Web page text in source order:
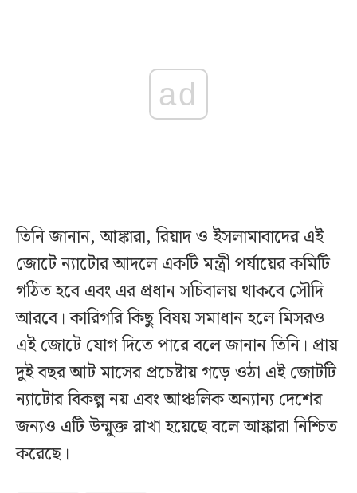
ad
তিনি জানান, আঙ্কারা, রিয়াদ ও ইসলামাবাদের এই
জোটে ন্যাটোর আদলে একটি মন্ত্রী পর্যায়ের কমিটি
গঠিত হবে এবং এর প্রধান সচিবালয় থাকবে সৌদি
আরবে। কারিগরি কিছু বিষয় সমাধান হলে মিসরও
এই জোটে যোগ দিতে পারে বলে জানান তিনি। প্রায়
দুই বছর আট মাসের প্রচেষ্টায় গড়ে ওঠা এই জোটটি
ন্যাটোর বিকল্প নয় এবং আঞ্চলিক অন্যান্য দেশের
জন্যও এটি উন্মুক্ত রাখা হয়েছে বলে আঙ্কারা নিশ্চিত
করেছে।